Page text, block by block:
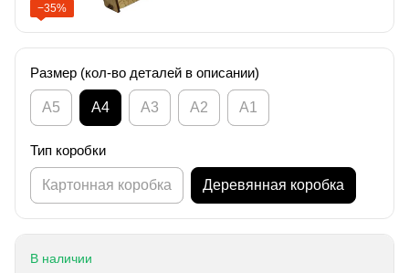
−35%
Размер (кол-во деталей в описании)
А5 А4 A3 A2 A1
Тип коробки
Картонная коробка Деревянная коробка
В наличии